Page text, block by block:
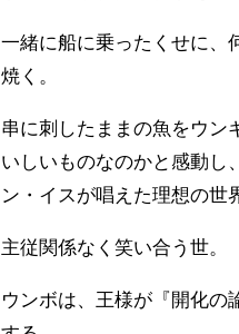
一緒に船に乗ったくせに、
焼く。
串に刺したままの魚をウン
いしいものなのかと感動し
ン・イスが唱えた理想の世
主従関係なく笑い合う世。
ウンボは、王様が『開化の